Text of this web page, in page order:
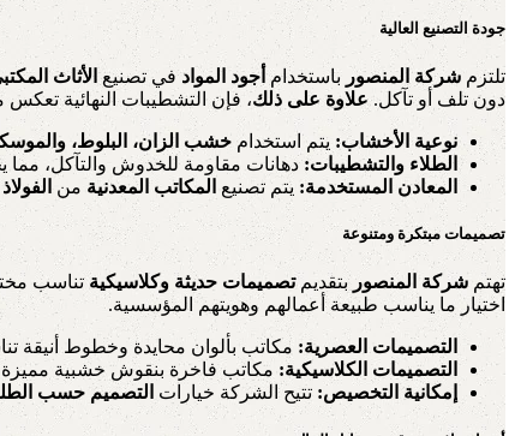
جودة التصنيع العالية
تلتزم شركة المنصور باستخدام أجود الموادفي تصنيع الأثاث
دون تلف أو تآكل.علاوة على ذلك، فإن التشطيبات النهائية
نوعية الأخشاب: يتم استخدام خشب الزان، البلوط،
الطلاء والتشطيبات:دهانات مقاومة للخدوش والتآكل، مما
المعادن المستخدمة: يتم تصنيع المكاتب المعدنية من
تصميمات مبتكرة ومتنوعة
تهتم شركة المنصور بتقديمتصميمات حديثة وكلاسيكية تناسب
اختيار ما يناسب طبيعة أعمالهم وهويتهم المؤسسية.
التصميمات العصرية: مكاتب بألوان محايدة وخطوط أنيقة
التصميمات الكلاسيكية: مكاتب فاخرة بنقوش خشبية مميزة
إمكانية التخصيص: تتيح الشركة خيارات التصميم حسب